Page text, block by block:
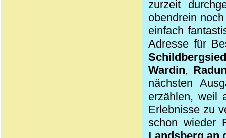
zurzeit
obendrein
einfach
Adresse für
Wardin,
nächsten
erzählen, weil
Erlebnisse zu
schon wieder